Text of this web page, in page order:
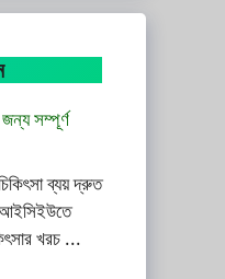
জন্য সম্পূর্ণ
ব্যয় দ্রুত
আইসিইউতে
খরচ ...